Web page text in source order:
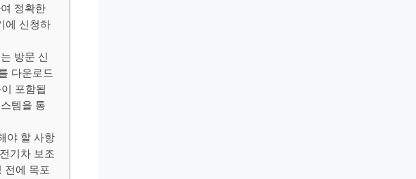
정확한
에 신청하
방문 신
다운로드
포함됩
템을 통
야 할 사항
기차 보조
전에 목포